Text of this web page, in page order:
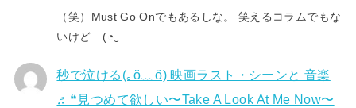
（笑）Must Go Onでもあるしな。 笑えるコラムでもな
いけど…(⁠◔⁠‿⁠…
秒で泣ける(⁠｡⁠ŏ⁠﹏⁠ŏ⁠) 映画ラスト・シーンと 音楽
♬❝見つめて欲しい〜Take A Look At Me Now〜